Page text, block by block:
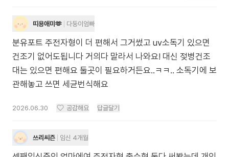
띠용애미🫶 다둥이엄빠
분유포트 주전자형이 더 편해서 그거썼고 uv소독기 있으면
건조기 없어도됩니다 거의다 말라서 나와요! 대신 젖병건조
대는 있으면 편해요 둘곳이 필요하거든요..ㅋㅋ.. 소독기에 보
관해놓고 쓰면 세균번식해요
2026.06.30 공감해요 답글달기
쓰리씨즌 임신 4개월